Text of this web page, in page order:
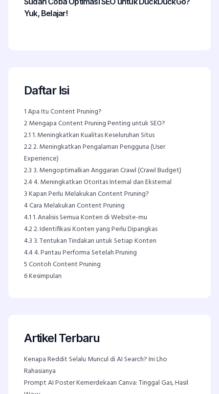
Yuk, Belajar!
Daftar Isi
1Apa Itu Content Pruning?
2Mengapa Content Pruning Penting untuk SEO?
2.11. Meningkatkan Kualitas Keseluruhan Situs
2.22. Meningkatkan Pengalaman Pengguna (User
Experience)
2.3 3. Mengoptimalkan Anggaran Crawl (Crawl Budget)
2.44. Meningkatkan Otoritas Internal dan Eksternal
3Kapan Perlu Melakukan Content Pruning?
4Cara Melakukan Content Pruning
4.11. Analisis Semua Konten di Website-mu
4.22. Identifikasi Konten yang Perlu Dipangkas
4.3 3. Tentukan Tindakan untuk Setiap Konten
4.44. Pantau Performa Setelah Pruning
5Contoh Content Pruning
6Kesimpulan
Artikel Terbaru
Kenapa Reddit Selalu Muncul di AI Search? Ini Lho
Rahasianya
Prompt AI Poster Kemerdekaan Canva: Tinggal Gas, Hasil